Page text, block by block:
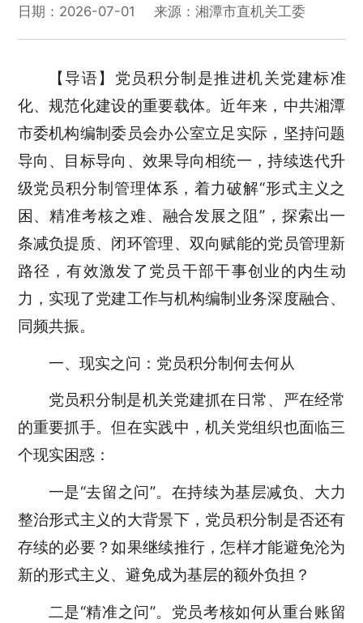
日期：2026-07-01 来源：湘潭市直机关工委
【导语】党员积分制是推进机关党建标准
化、规范化建设的重要载体。近年来，中共湘潭
市委机构编制委员会办公室立足实际，坚持问题
导向、目标导向、效果导向相统一，持续迭代升
级党员积分制管理体系，着力破解“形式主义之
困、精准考核之难、融合发展之阻”，探索出一
条减负提质、闭环管理、双向赋能的党员管理新
路径，有效激发了党员干部干事创业的内生动
力，实现了党建工作与机构编制业务深度融合、
同频共振。
一、现实之问：党员积分制何去何从
党员积分制是机关党建抓在日常、严在经常
的重要抓手。但在实践中，机关党组织也面临三
个现实困惑：
一是“去留之问”。在持续为基层减负、大力
整治形式主义的大背景下，党员积分制是否还有
存续的必要？如果继续推行，怎样才能避免沦为
新的形式主义、避免成为基层的额外负担？
二是“精准之问”。党员考核如何从重台账留